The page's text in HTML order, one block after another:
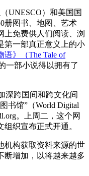
UNESCO）和美国国
册图书、地图、艺术
上免费供人们阅读、浏
第一部真正意义上的小
语》（The Tale of
一部小说得以拥有了
深跨国间和跨文化间
书馆”（World Digital
。上周二，这个网
织宣布正式开通。
机构获取资料来源的世
断增加，以将越来越多